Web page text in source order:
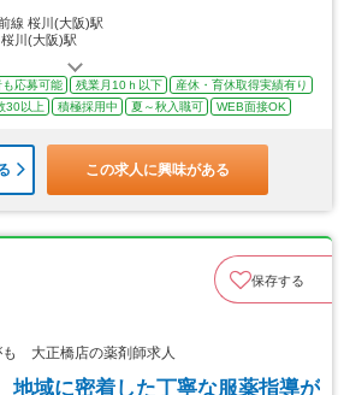
線 桜川(大阪)駅
川(大阪)駅
応募可能 残業月10ｈ以下
産休・育休取得実績有り
30以上 積極採用中 夏～秋入職可 WEB面接OK
この求人に興味がある
保存する
も 大正橋店の薬剤師求人
地域に密着した丁寧な服薬指導が